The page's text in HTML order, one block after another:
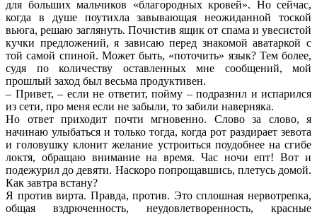
для больших мальчиков «благородных кровей». Но сейчас,
когда в душе поутихла завывающая неожиданной тоской
вьюга, решаю заглянуть. Почистив ящик от спама и увесистой
кучки предложений, я зависаю перед знакомой аватаркой с
той самой спиной. Может быть, «поточить» язык? Тем более,
судя по количеству оставленных мне сообщений, мой
прошлый заход был весьма продуктивен.
– Привет, – если не ответит, пойму – подразнил и испарился
из сети, про меня если не забыли, то забили наверняка.
Но ответ приходит почти мгновенно. Слово за слово, я
начинаю улыбаться и только тогда, когда рот раздирает зевота
и головушку клонит желание устроиться поудобнее на сгибе
локтя, обращаю внимание на время. Час ночи епт! Вот и
подежурил до девяти. Наскоро попрощавшись, плетусь домой.
Как завтра встану?
Я против вирта. Правда, против. Это сплошная нервотрепка,
общая вздрюченность, неудовлетворенность, красные